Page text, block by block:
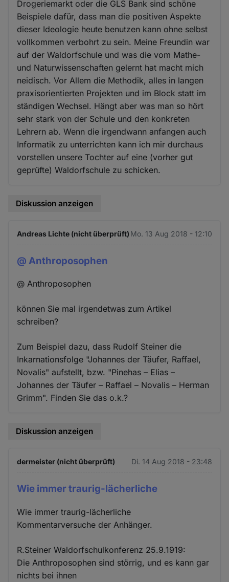
Drogeriemarkt oder die GLS Bank sind schöne
Beispiele dafür, dass man die positiven Aspekte
dieser Ideologie heute benutzen kann ohne selbst
vollkommen verbohrt zu sein. Meine Freundin war
auf der Waldorfschule und was die vom Mathe-
und Naturwissenschaften gelernt hat macht mich
neidisch. Vor Allem die Methodik, alles in langen
praxisorientierten Projekten und im Block statt im
ständigen Wechsel. Hängt aber was man so hört
sehr stark von der Schule und den konkreten
Lehrern ab. Wenn die irgendwann anfangen auch
Informatik zu unterrichten kann ich mir durchaus
vorstellen unsere Tochter auf eine (vorher gut
geprüfte) Waldorfschule zu schicken.
Diskussion anzeigen
Andreas Lichte (nicht überprüft) Mo. 13 Aug 2018 - 12:10
@ Anthroposophen
@ Anthroposophen
können Sie mal irgendetwas zum Artikel
schreiben?
Zum Beispiel dazu, dass Rudolf Steiner die
Inkarnationsfolge "Johannes der Täufer, Raffael,
Novalis" aufstellt, bzw. "Pinehas – Elias –
Johannes der Täufer – Raffael – Novalis – Herman
Grimm". Finden Sie das o.k.?
Diskussion anzeigen
dermeister (nicht überprüft) Di. 14 Aug 2018 - 23:48
Wie immer traurig-lächerliche
Wie immer traurig-lächerliche
Kommentarversuche der Anhänger.
R.Steiner Waldorfschulkonferenz 25.9.1919:
Die Anthroposophen sind störrig, und es kann gar
nichts bei ihnen